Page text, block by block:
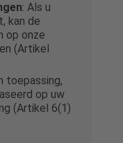
: Als u
kan de
op onze
(Artikel
toepassing,
op uw
(Artikel 6(1)